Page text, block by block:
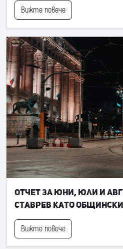
Вижте повече
Отчет за юни, юли и
Ставрев като
Вижте повече